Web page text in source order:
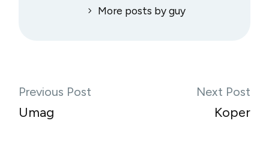
More posts by guy
Previous Post
Umag
Next Post
Koper